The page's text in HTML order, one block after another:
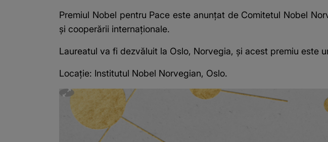
Premiul Nobel pentru Pace este anunțat de Comitetul Nobel
și cooperării internaționale.
Laureatul va fi dezvăluit la Oslo, Norvegia, și acest premiu este
Locație: Institutul Nobel Norvegian, Oslo.